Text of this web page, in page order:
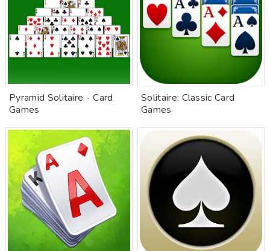
Pyramid Solitaire - Card
Games
Solitaire: Classic Card
Games